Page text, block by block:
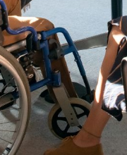
en las empresas
una perspectiva
y la innovación en la
promueve una
y respetados
discapacidad
empresa como